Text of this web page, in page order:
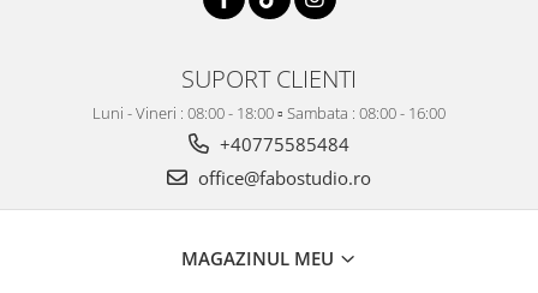
SUPORT CLIENTI
Luni - Vineri : 08:00 - 18:00 ▫️ Sambata : 08:00 - 16:00
+40775585484
office@fabostudio.ro
MAGAZINUL MEU